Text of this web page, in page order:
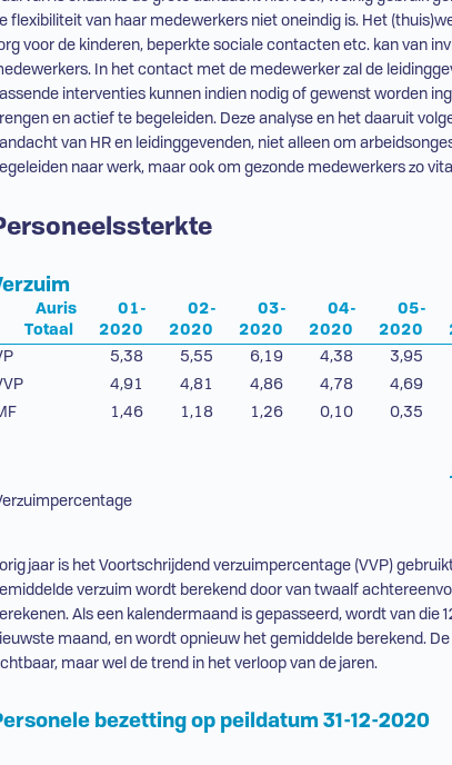
flexibiliteit van haar medewerkers niet oneindig is. Het
voor de kinderen, beperkte sociale contacten etc. kan van
In het contact met de medewerker zal de
interventies kunnen indien nodig of gewenst worden
en actief te begeleiden. Deze analyse en het daaruit
van HR en leidinggevenden, niet alleen om
naar werk, maar ook om gezonde medewerkers zo
Auris
Totaal
01-
2020
02-
2020
03-
2020
04-
2020
05-
2020
5,38 5,55 6,19 4,38 3,95
4,91 4,81 4,86 4,78 4,69
1,46 1,18 1,26 0,10 0,35
jaar is het Voortschrijdend verzuimpercentage (VVP)
verzuim wordt berekend door van twaalf
Als een kalendermaand is gepasseerd, wordt van die
maand, en wordt opnieuw het gemiddelde berekend.
maar wel de trend in het verloop van de jaren.
bezetting op peildatum 31-12-2020